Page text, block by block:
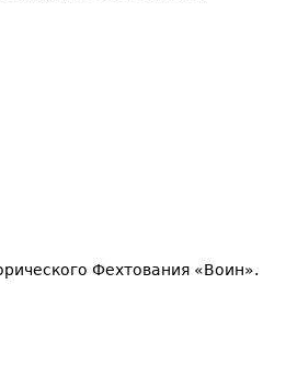
Фехтования «Воин».